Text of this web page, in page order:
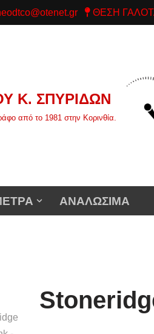
ΘΕΣΗ
Κ. ΣΠΥΡΙΔΩΝ
από το 1981 στην Κορινθία.
ΑΝΑΛΩΣΙΜΑ